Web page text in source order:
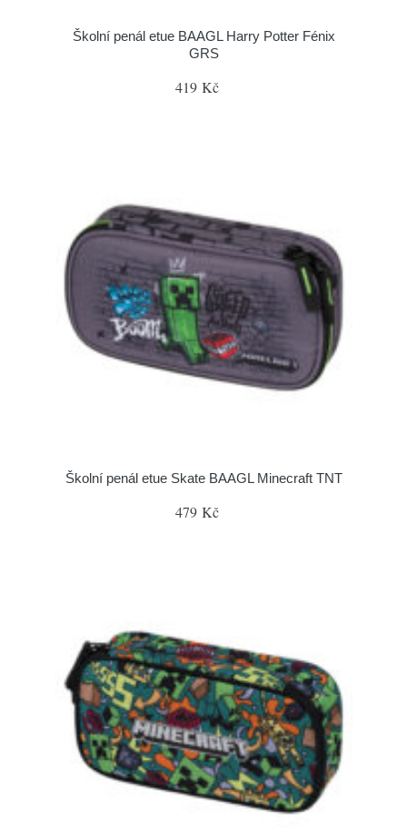
Školní penál etue BAAGL Harry Potter Fénix
GRS
419 Kč
Školní penál etue Skate BAAGL Minecraft TNT
479 Kč